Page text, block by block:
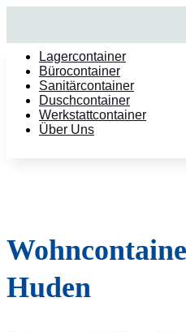
Lagercontainer
Bürocontainer
Sanitärcontainer
Duschcontainer
Werkstattcontainer
Über Uns
Huden